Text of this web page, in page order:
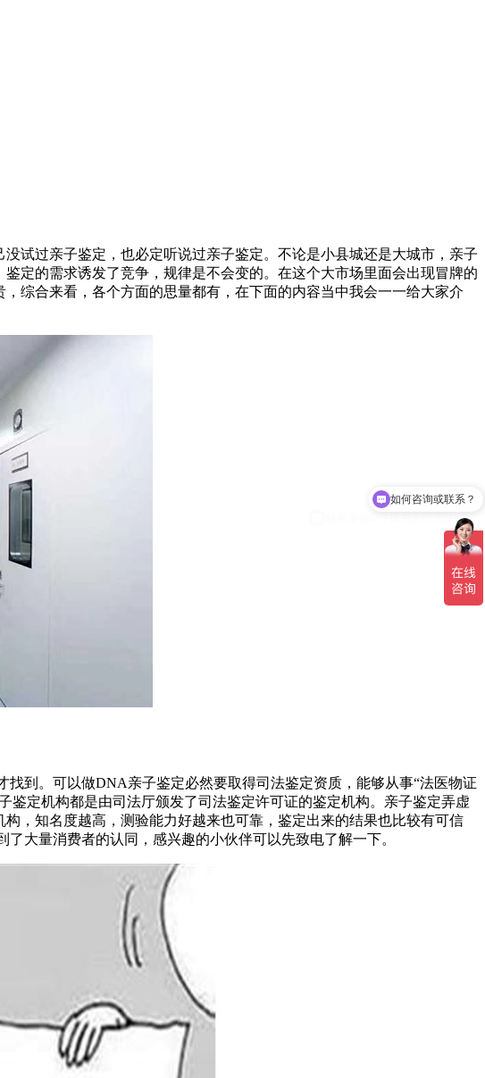
试过亲子鉴定，也必定听说过亲子鉴定。不论是小县城还是大城市，亲子
定的需求诱发了竞争，规律是不会变的。在这个大市场里面会出现冒牌的
综合来看，各个方面的思量都有，在下面的内容当中我会一一给大家介
到。可以做DNA亲子鉴定必然要取得司法鉴定资质，能够从事“法医物证
定机构都是由司法厅颁发了司法鉴定许可证的鉴定机构。亲子鉴定弄虚
，知名度越高，测验能力好越来也可靠，鉴定出来的结果也比较有可信
大量消费者的认同，感兴趣的小伙伴可以先致电了解一下。
结果准确吗？出报告时间快吗？